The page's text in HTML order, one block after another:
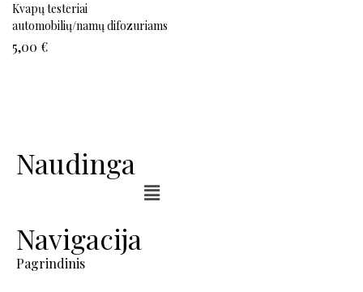
Kvapų testeriai
automobilių/namų difozuriams
5,00 €
Naudinga
Navigacija
Pagrindinis